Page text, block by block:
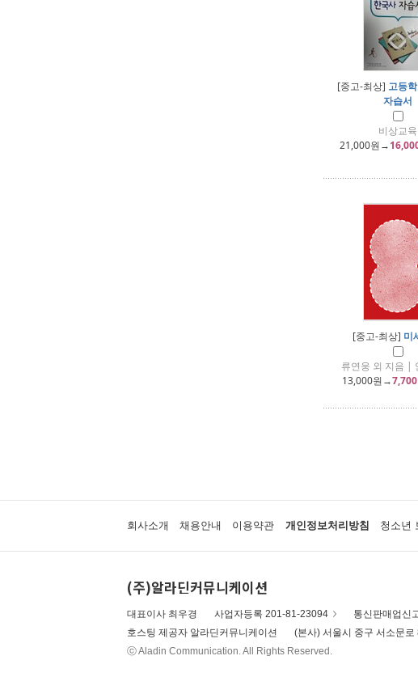
[중고-최상] 고등
자습서
비상교육
21,000원→
[중고-최상] 미
류연웅 외 지음 |
13,000원→7,700
회사소개 채용안내 이용약관 개인정보처리방침 청소년
(주)알라딘커뮤니케이션
대표이사 최우경 사업자등록 201-81-23094 통신판매업신
호스팅 제공자 알라딘커뮤니케이션
(본사) 서울시 중구 서소문로
ⓒ Aladin Communication. All Rights Reserved.